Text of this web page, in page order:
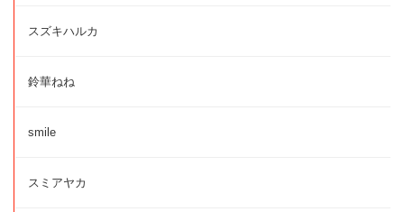
スズキハルカ
鈴華ねね
smile
スミアヤカ